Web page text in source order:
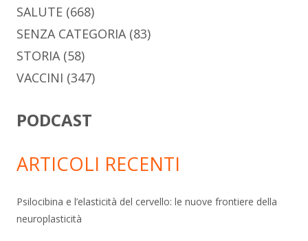
SALUTE (668)
SENZA CATEGORIA(83)
STORIA(58)
VACCINI (347)
PODCAST
ARTICOLI RECENTI
Psilocibina e l’elasticità del cervello: le nuove frontiere della
neuroplasticità